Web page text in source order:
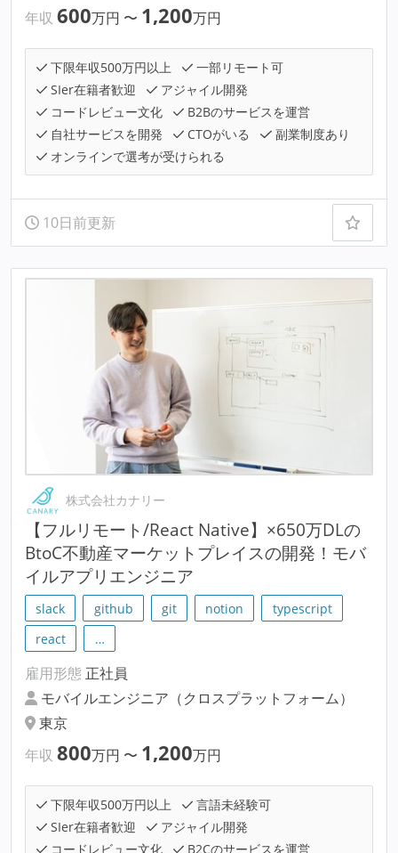
年収 600万円 〜 1,200万円
下限年収500万円以上
一部リモート可
SIer在籍者歓迎
アジャイル開発
コードレビュー文化
B2Bのサービスを運営
自社サービスを開発
CTOがいる
副業制度あり
オンラインで選考が受けられる
10日前更新
株式会社カナリー
【フルリモート/React Native】×650万DLの
BtoC不動産マーケットプレイスの開発！モバ
イルアプリエンジニア
slack github git notion
typescript
react
…
雇用形態 正社員
モバイルエンジニア（クロスプラットフォーム）
東京
年収 800万円 〜 1,200万円
下限年収500万円以上
言語未経験可
SIer在籍者歓迎
アジャイル開発
コードレビュー文化
B2Cのサービスを運営